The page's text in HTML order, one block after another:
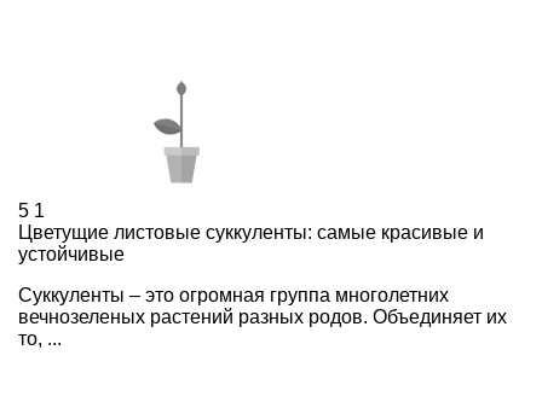
5 1
Цветущие листовые суккуленты: самые красивые и
устойчивые
Суккуленты – это огромная группа многолетних
вечнозеленых растений разных родов. Объединяет их
то, ...